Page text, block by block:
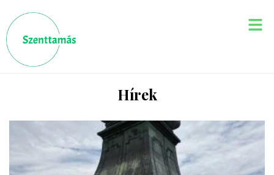
Hírek